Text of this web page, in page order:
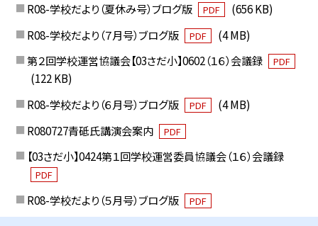
R08-学校だより（夏休み号）ブログ版
PDF
(656 KB)
R08-学校だより（７月号）ブログ版
PDF
(4 MB)
第２回学校運営協議会【03さだ小】0602（１６）会議録
PDF
(122 KB)
R08-学校だより（６月号）ブログ版
PDF
(4 MB)
R080727青砥氏講演会案内
PDF
【03さだ小】0424第１回学校運営委員協議会（１６）会議録
PDF
R08-学校だより（５月号）ブログ版 PDF